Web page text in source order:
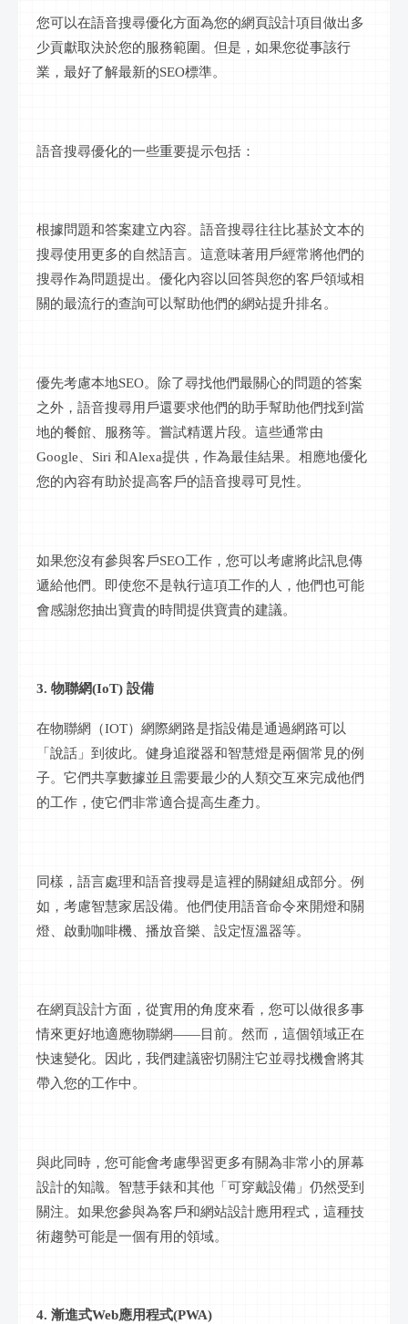
您可以在語音搜尋優化方面為您的網頁設計項目做出多
少貢獻取決於您的服務範圍。但是，如果您從事該行
業，最好了解最新的SEO標準。
語音搜尋優化的一些重要提示包括：
根據問題和答案建立內容。語音搜尋往往比基於文本的
搜尋使用更多的自然語言。這意味著用戶經常將他們的
搜尋作為問題提出。優化內容以回答與您的客戶領域相
關的最流行的查詢可以幫助他們的網站提升排名。
優先考慮本地SEO。除了尋找他們最關心的問題的答案
之外，語音搜尋用戶還要求他們的助手幫助他們找到當
地的餐館、服務等。嘗試精選片段。這些通常由
Google、Siri 和Alexa提供，作為最佳結果。相應地優化
您的內容有助於提高客戶的語音搜尋可見性。
如果您沒有參與客戶SEO工作，您可以考慮將此訊息傳
遞給他們。即使您不是執行這項工作的人，他們也可能
會感謝您抽出寶貴的時間提供寶貴的建議。
3. 物聯網(IoT) 設備
在物聯網（IOT）網際網路是指設備是通過網路可以
「說話」到彼此。健身追蹤器和智慧燈是兩個常見的例
子。它們共享數據並且需要最少的人類交互來完成他們
的工作，使它們非常適合提高生產力。
同樣，語言處理和語音搜尋是這裡的關鍵組成部分。例
如，考慮智慧家居設備。他們使用語音命令來開燈和關
燈、啟動咖啡機、播放音樂、設定恆溫器等。
在網頁設計方面，從實用的角度來看，您可以做很多事
情來更好地適應物聯網——目前。然而，這個領域正在
快速變化。因此，我們建議密切關注它並尋找機會將其
帶入您的工作中。
與此同時，您可能會考慮學習更多有關為非常小的屏幕
設計的知識。智慧手錶和其他「可穿戴設備」仍然受到
關注。如果您參與為客戶和網站設計應用程式，這種技
術趨勢可能是一個有用的領域。
4. 漸進式Web應用程式(PWA)